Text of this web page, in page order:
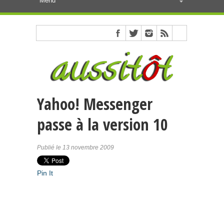
Yahoo! Messenger
passe à la version 10
Publié le 13 novembre 2009
Pin It